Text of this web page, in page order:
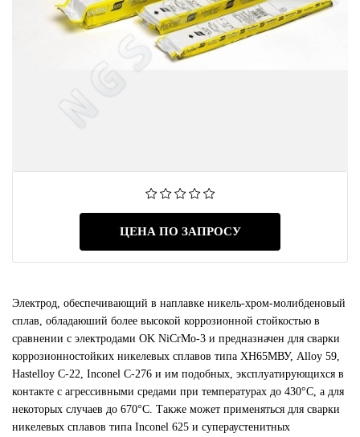
ЦЕНА ПО ЗАПРОСУ
Электрод, обеспечивающий в наплавке никель-хром-молибденовый
сплав, обладаюший более высокой коррозионной стойкостью в
сравнении с электродами OK NiCrMo-3 и предназначен для сварки
коррозионностойких никелевых сплавов типа ХН65МВУ, Alloy 59,
Hastelloy C-22, Inconel C-276 и им подобных, эксплуатирующихся в
контакте с агрессивными средами при температурах до 430°С, а для
некоторых случаев до 670°С. Также может применяться для сварки
никелевых сплавов типа Inconel 625 и супераустенитных